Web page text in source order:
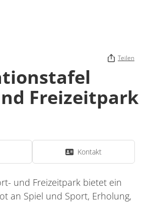
Teilen
Freizeitpark
Kontakt
und Freizeitpark bietet ein
an Spiel und Sport, Erholung,